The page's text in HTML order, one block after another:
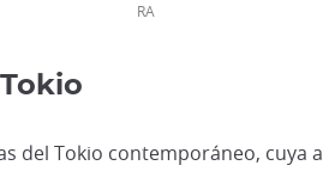
RA
del Tokio contemporáneo,